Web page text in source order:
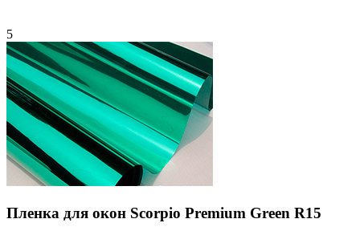
5
Пленка для окон Scorpio Premium Green R15